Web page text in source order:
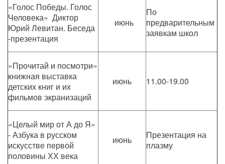
«Голос Победы. Голос
Человека» Диктор
Юрий Левитан. Беседа
-презентация
июнь
По
предварительным
заявкам школ
«Прочитай и посмотри»
книжная выставка
детских книг и их
фильмов экранизаций
июнь 11.00-19.00
«Целый мир от А до Я»
- Азбука в русском
искусстве первой
половины ХХ века
июнь
Презентация на
плазму